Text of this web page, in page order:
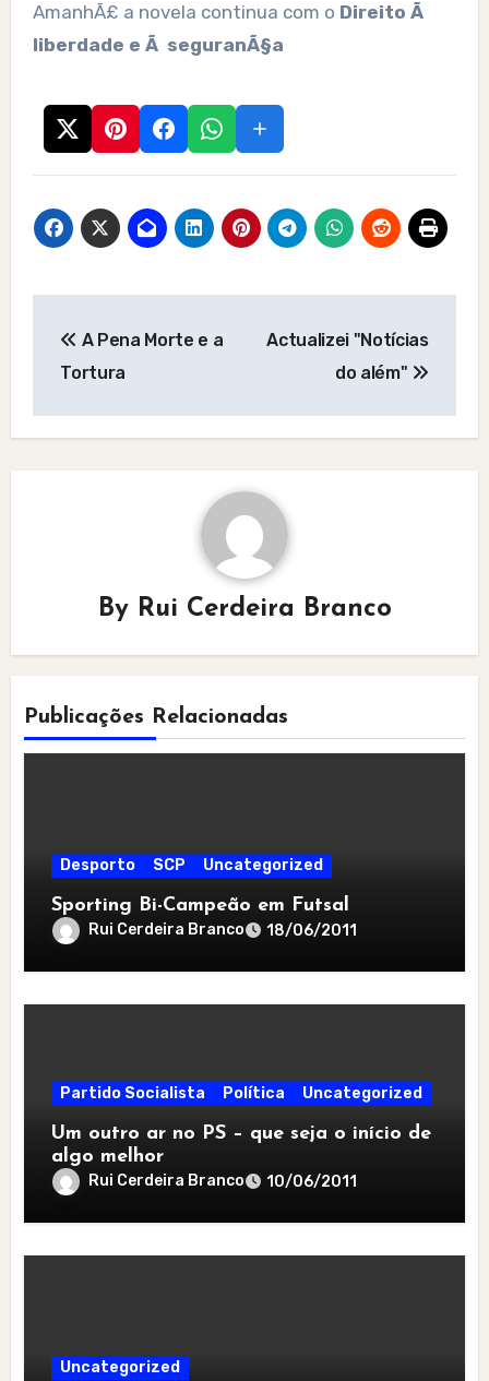
AmanhÃ£ a novela continua com o Direito Ã
liberdade e Ã seguranÃ§a
navigation
A Pena Morte e a
Tortura
Actualizei "Notícias
do além"
By Rui Cerdeira Branco
Publicações Relacionadas
Desporto SCP Uncategorized
Sporting Bi-Campeão em Futsal
Rui Cerdeira Branco 18/06/2011
Partido Socialista Política Uncategorized
Um outro ar no PS – que seja o início de
algo melhor
Rui Cerdeira Branco 10/06/2011
Uncategorized